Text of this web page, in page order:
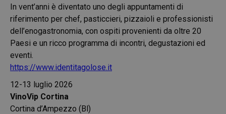
In vent’anni è diventato uno degli appuntamenti di
riferimento per chef, pasticcieri, pizzaioli e professionisti
dell’enogastronomia, con ospiti provenienti da oltre 20
Paesi e un ricco programma di incontri, degustazioni ed
eventi.
https://www.identitagolose.it
12-13 luglio 2026
VinoVip Cortina
Cortina d’Ampezzo (Bl)